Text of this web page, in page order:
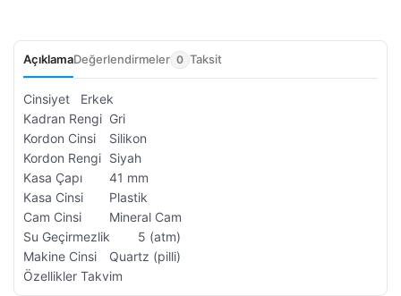
AçıklamaDeğerlendirmeler 0 Taksit
Cinsiyet
Erkek
Kadran Rengi Gri
Kordon Cinsi
Silikon
Kordon Rengi Siyah
Kasa Çapı
41 mm
Kasa Cinsi
Plastik
Cam Cinsi
Mineral Cam
Su Geçirmezlik
5 (atm)
Makine Cinsi
Quartz (pilli)
Özellikler Takvim